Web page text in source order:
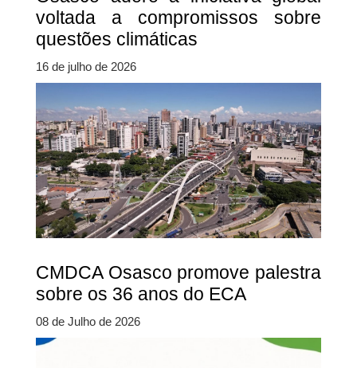
voltada a compromissos sobre
questões climáticas
16 de julho de 2026
CMDCA Osasco promove palestra
sobre os 36 anos do ECA
08 de Julho de 2026